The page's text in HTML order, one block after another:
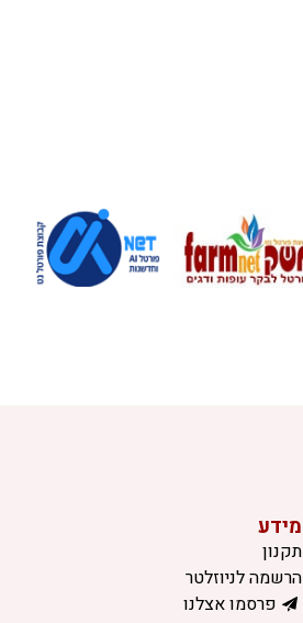
מידע
תקנון
הרשמה לניוזלטר
פרסמו אצלנו